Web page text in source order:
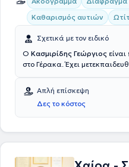
Καθαρισμός αυτιών
Σχετικά με τον ειδικό
Ο Κασμιρίδης Γεώργιος
στο Γέρακα. Έχει
Νοσοκομείου Αθηνών "Γ.
του Ειδικού Αντικαρκινικού
ιατρείου, ο γιατρός
"Μητέρα" και το Αττικό
Απλή επίσκεψη
Δες το κόστος